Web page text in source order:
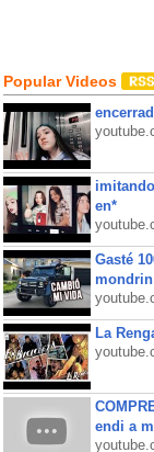
Popular Videos
en*
Gasté
mondrin
La
endi a